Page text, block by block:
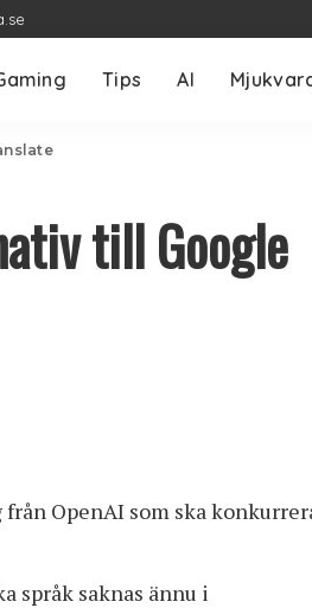
Tips AI
till Google
OpenAI som ska
språk saknas ännu i